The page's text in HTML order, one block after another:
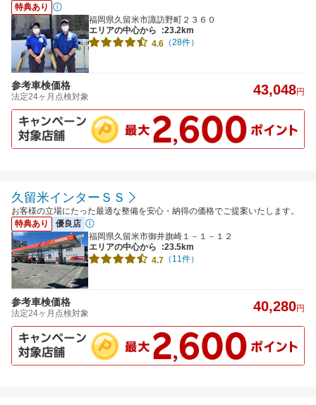
特典あり
福岡県久留米市諏訪野町２３６０
エリアの中心から
:23.2km
4.6 （28件）
参考車検価格
法定24ヶ月点検対象 43,048円
久留米インターＳＳ
お客様の立場にたった最適な整備を安心・納得の価格でご提案いたします。
特典あり
優良店
福岡県久留米市御井旗崎１－１－１２
エリアの中心から
:23.5km
4.7 （11件）
参考車検価格
法定24ヶ月点検対象 40,280円